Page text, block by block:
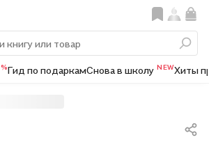
%Гид по подаркамСнова в школу NEWХиты